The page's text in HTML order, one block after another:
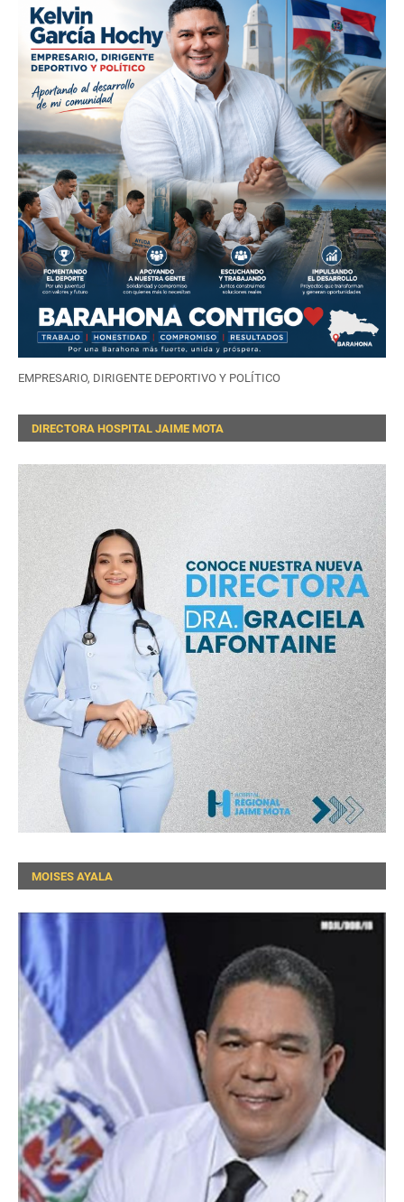
EMPRESARIO, DIRIGENTE DEPORTIVO Y POLÍTICO
DIRECTORA HOSPITAL JAIME MOTA
MOISES AYALA